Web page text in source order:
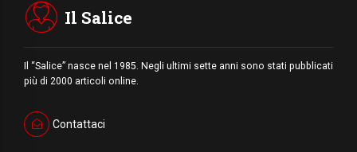
Il Salice
Il “Salice” nasce nel 1985. Negli ultimi sette anni sono stati pubblicati
più di 2000 articoli online.
Contattaci